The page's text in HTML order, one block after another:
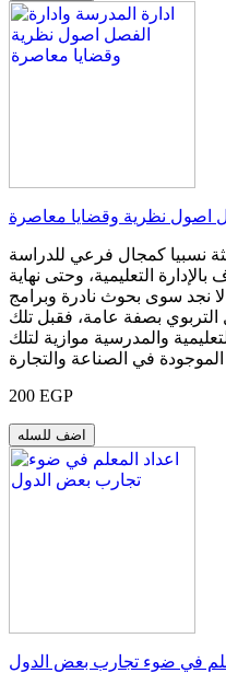
اصول نظرية وقضايا معاصرة
نسبيا كمجال فرعي للدراسة
التعليمية، وحتى نهاية
لا نجد سوى بحوث نادرة وبرامج
التربوي بصفة عامة، فقبل تلك
والمدرسية موازية لتلك
الموجودة في الصناعة والتجارة
200 EGP
اضف للسله
في ضوء تجارب بعض الدول